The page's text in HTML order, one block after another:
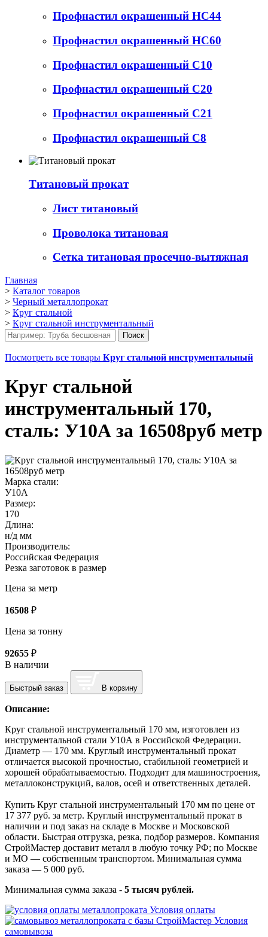
Профнастил окрашенный НС44
Профнастил окрашенный НС60
Профнастил окрашенный С10
Профнастил окрашенный С20
Профнастил окрашенный С21
Профнастил окрашенный С8
Титановый прокат
Лист титановый
Проволока титановая
Сетка титановая просечно-вытяжная
Главная
> Каталог товаров
> Черный металлопрокат
> Круг стальной
> Круг стальной инструментальный
Посмотреть все товары Круг стальной инструментальный
Круг стальной
инструментальный 170,
сталь: У10А за 16508руб метр
Марка стали:
У10А
Размер:
170
Длина:
н/д мм
Производитель:
Российская Федерация
Резка заготовок в размер
Цена за метр
16508 ₽
Цена за тонну
92655 ₽
В наличии
Быстрый заказ В корзину
Описание:
Круг стальной инструментальный 170 мм, изготовлен из
инструментальной стали У10А в Российской Федерации.
Диаметр — 170 мм. Круглый инструментальный прокат
отличается высокой прочностью, стабильной геометрией и
хорошей обрабатываемостью. Подходит для машиностроения,
металлоконструкций, валов, осей и ответственных деталей.
Купить Круг стальной инструментальный 170 мм по цене от
17 377 руб. за метр. Круглый инструментальный прокат в
наличии и под заказ на складе в Москве и Московской
области. Быстрая отгрузка, резка, подбор размеров. Компания
СтройМастер доставит металл в любую точку РФ; по Москве
и МО — собственным транспортом. Минимальная сумма
заказа — 5 000 руб.
Минимальная сумма заказа - 5 тысяч рублей.
Условия оплаты
Условия
самовывоза